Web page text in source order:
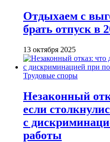
Отдыхаем с
брать отпуск в
13 октября 2025
Трудовые споры
Незаконный
если
с
работы